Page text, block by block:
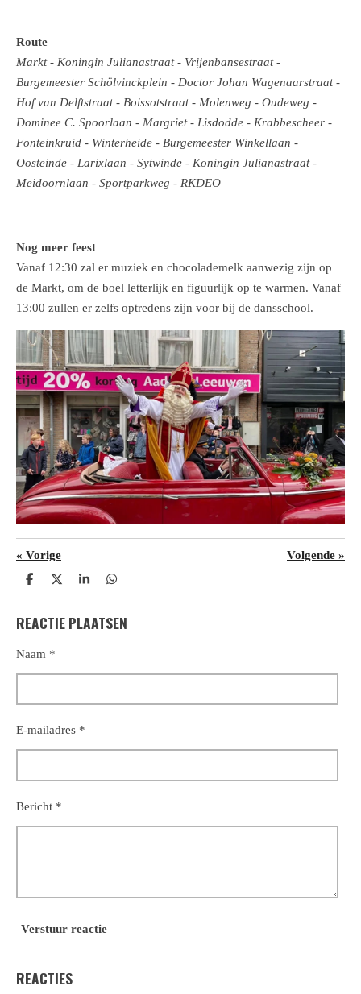
Route
Markt - Koningin Julianastraat - Vrijenbansestraat -
Burgemeester Schölvinckplein - Doctor Johan Wagenaarstraat -
Hof van Delftstraat - Boissotstraat - Molenweg - Oudeweg -
Dominee C. Spoorlaan - Margriet - Lisdodde - Krabbescheer -
Fonteinkruid - Winterheide - Burgemeester Winkellaan -
Oosteinde - Larixlaan - Sytwinde - Koningin Julianastraat -
Meidoornlaan - Sportparkweg - RKDEO
Nog meer feest
Vanaf 12:30 zal er muziek en chocolademelk aanwezig zijn op
de Markt, om de boel letterlijk en figuurlijk op te warmen. Vanaf
13:00 zullen er zelfs optredens zijn voor bij de dansschool.
« Vorige Volgende »
D
e
n
D
l
S
r
e
D
e
n
REACTIE PLAATSEN
Naam *
E-mailadres *
Bericht *
Verstuur reactie
REACTIES